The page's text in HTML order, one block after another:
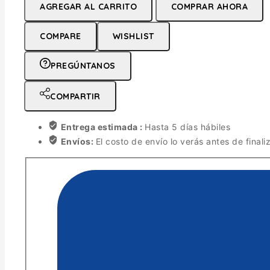
AGREGAR AL CARRITO COMPRAR AHORA
COMPARE WISHLIST
PREGÚNTANOS
COMPARTIR
Entrega estimada : Hasta 5 días hábiles
Envíos: El costo de envío lo verás antes de